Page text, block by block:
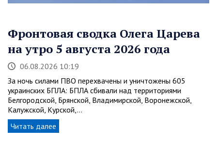
Фронтовая сводка Олега Царева
на утро 5 августа 2026 года
06.08.2026 10:19
За ночь силами ПВО перехвачены и уничтожены 605
украинских БПЛА: БПЛА сбивали над территориями
Белгородской, Брянской, Владимирской, Воронежской,
Калужской, Курской,…
Читать далее